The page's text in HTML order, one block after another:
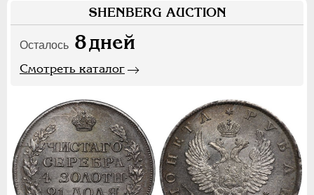
SHENBERG AUCTION
Осталось 8дней
Смотреть каталог